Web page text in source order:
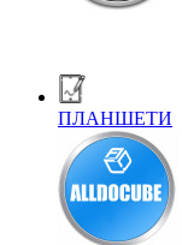
ПЛАНШЕТИ